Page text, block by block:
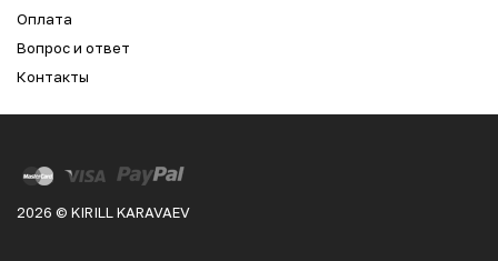
Оплата
Вопрос и ответ
Контакты
2026 © KIRILL KARAVAEV